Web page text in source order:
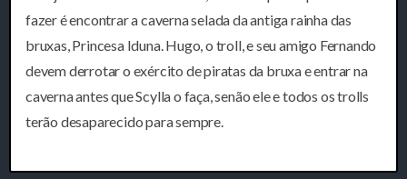
fazer é encontrar a caverna selada da antiga rainha das
bruxas, Princesa Iduna. Hugo, o troll, e seu amigo Fernando
devem derrotar o exército de piratas da bruxa e entrar na
caverna antes que Scylla o faça, senão ele e todos os trolls
terão desaparecido para sempre.